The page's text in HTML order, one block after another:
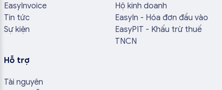
EasyInvoice
Tin tức
Sự kiện
Hộ kinh doanh
EasyIn - Hóa đơn đầu vào
EasyPIT - Khấu trừ thuế
TNCN
Hỗ trợ
Tài nguyên